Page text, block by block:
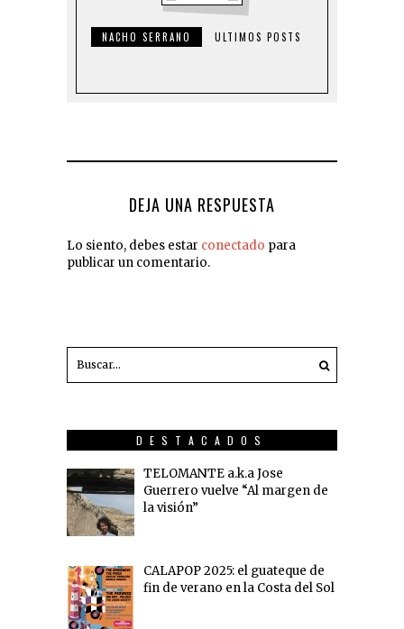
NACHO SERRANO ULTIMOS POSTS
DEJA UNA RESPUESTA
Lo siento, debes estar conectado para
publicar un comentario.
DESTACADOS
TELOMANTE a.k.a Jose
Guerrero vuelve “Al margen de
la visión”
CALAPOP 2025: el guateque de
fin de verano en la Costa del Sol